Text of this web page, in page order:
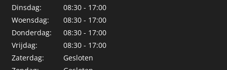
Dinsdag:
08:30 - 17:00
Woensdag:
08:30 - 17:00
Donderdag:
08:30 - 17:00
Vrijdag:
08:30 - 17:00
Zaterdag:
Gesloten